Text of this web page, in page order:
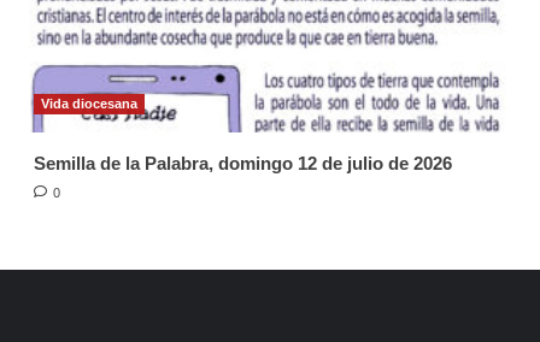
Vida diocesana
Semilla de la Palabra, domingo 12 de julio de 2026
0